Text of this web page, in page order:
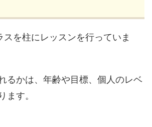
スを柱にレッスンを行っていま
るかは、年齢や目標、個人のレベ
ます。